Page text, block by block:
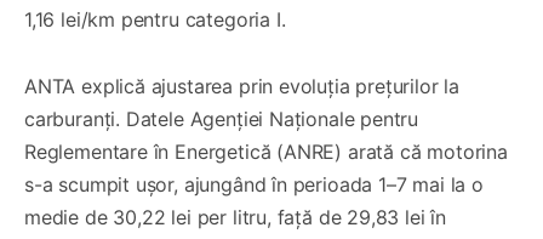
1,16 lei/km pentru categoria I.
ANTA explică ajustarea prin evoluția prețurilor la
carburanți. Datele Agenției Naționale pentru
Reglementare în Energetică (ANRE) arată că motorina
s-a scumpit ușor, ajungând în perioada 1–7 mai la o
medie de 30,22 lei per litru, față de 29,83 lei în